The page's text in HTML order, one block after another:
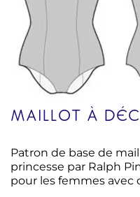
MAILLOT À
Patron de base de
princesse par Ralph
pour les femmes avec